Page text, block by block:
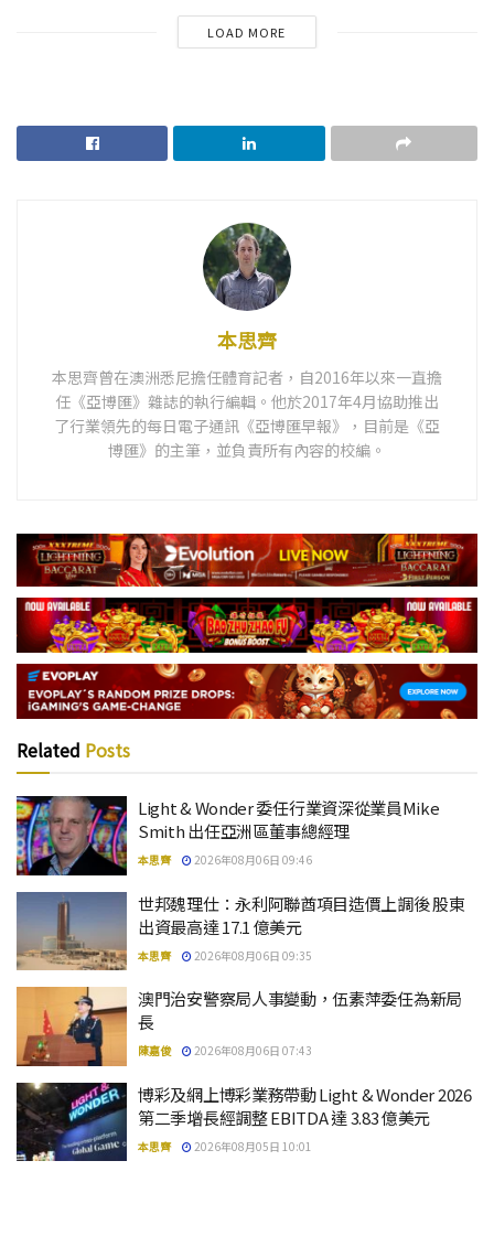
LOAD MORE
本思齊
本思齊曾在澳洲悉尼擔任體育記者，自2016年以來一直擔
任《亞博匯》雜誌的執行編輯。他於2017年4月協助推出
了行業領先的每日電子通訊《亞博匯早報》，目前是《亞
博匯》的主筆，並負責所有內容的校編。
Related Posts
Light & Wonder 委任行業資深從業員Mike
Smith 出任亞洲區董事總經理
本思齊 2026年08月06日 09:46
世邦魏理仕：永利阿聯酋項目造價上調後 股東
出資最高達 17.1 億美元
本思齊 2026年08月06日 09:35
澳門治安警察局人事變動，伍素萍委任為新局
長
陳嘉俊 2026年08月06日 07:43
博彩及網上博彩業務帶動 Light & Wonder 2026
第二季增長經調整 EBITDA 達 3.83 億美元
本思齊 2026年08月05日 10:01